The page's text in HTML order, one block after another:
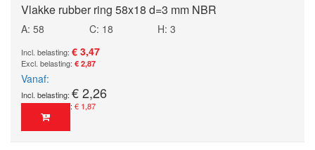
Vlakke rubber ring 58x18 d=3 mm NBR
A: 58 C: 18
H: 3
€ 3,47
€ 2,87
Vanaf
€ 2,26
€ 1,87